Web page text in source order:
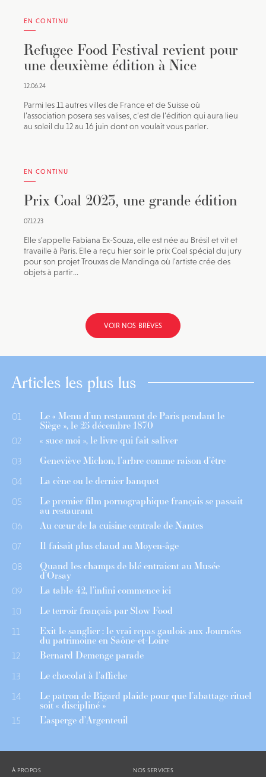
EN CONTINU
Refugee Food Festival revient pour
une deuxième édition à Nice
12.06.24
Parmi les 11 autres villes de France et de Suisse où
l’association posera ses valises, c’est de l’édition qui aura lieu
au soleil du 12 au 16 juin dont on voulait vous parler.
EN CONTINU
Prix Coal 2023, une grande édition
07.12.23
Elle s’appelle Fabiana Ex-Souza, elle est née au Brésil et vit et
travaille à Paris. Elle a reçu hier soir le prix Coal spécial du jury
pour son projet Trouxas de Mandinga où l’artiste crée des
objets à partir...
VOIR NOS BRÈVES
Articles les plus lus
01 Le « Menu d’un restaurant de Paris pendant le
Siège », le 25 décembre 1870
02 « suce moi », le livre qui fait saliver
03 Geneviève Michon, l’arbre comme raison d’être
04 La cène ou le dernier banquet
05 Le premier film pornographique français se passait
au restaurant
06 Au cœur de la cuisine centrale de Nantes
07 Il faisait plus chaud au Moyen-âge
08 Quand les champs de blé entraient au Musée
d’Orsay
09 La table 42, l’infini commence ici
10 Le terroir français par Slow Food
11 Exit le sanglier : le vrai repas gaulois aux Journées
du patrimoine en Saône-et-Loire
12 Bernard Demenge parade
13 Le chocolat à l’affiche
14 Le patron de Bigard plaide pour que l’abattage rituel
soit « discipliné »
15 L’asperge d’Argenteuil
À PROPOS NOS SERVICES